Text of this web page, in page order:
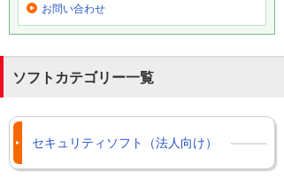
お問い合わせ
ソフトカテゴリー一覧
セキュリティソフト（法人向け）